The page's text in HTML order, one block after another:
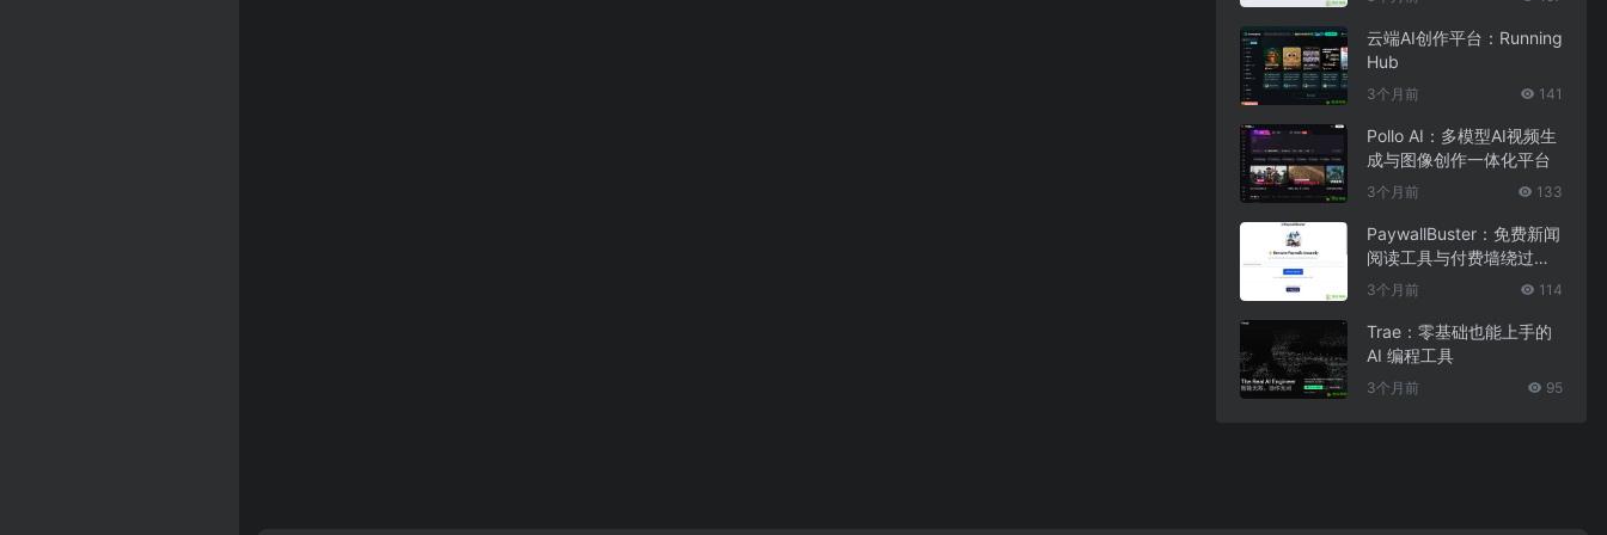
云端AI创作平台：Running
Hub
3个月前 141
Pollo AI：多模型AI视频生
成与图像创作一体化平台
3个月前 133
PaywallBuster：免费新闻
阅读工具与付费墙绕过助
手
3个月前 114
Trae：零基础也能上手的
AI 编程工具
3个月前 95